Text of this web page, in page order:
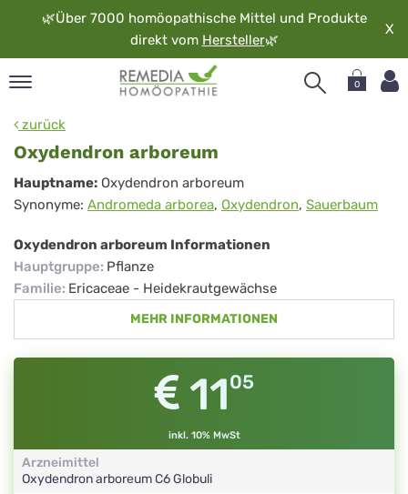
🌿Über 7000 homöopathische Mittel und Produkte
direkt vom Hersteller🌿
X
0
zurück
Oxydendron arboreum
Oxydendron
arboreum
Hauptname: Oxydendron arboreum
Synonyme: Andromeda arborea, Oxydendron, Sauerbaum
Oxydendron arboreum Informationen
Hauptgruppe: Pflanze
Familie: Ericaceae - Heidekrautgewächse
MEHR INFORMATIONEN
1105
inkl. 10% MwSt
Arzneimittel
Oxydendron arboreumC6Globuli